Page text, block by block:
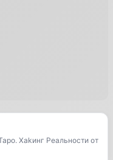
Хаkинг Реальности от